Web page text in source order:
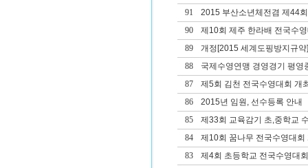
91
2015 부산소년체전겸 제44
90
제10회 제주 한라배 전국수
89
개정[2015 세계도핑방지규
88
국제수영연맹 경영경기 평영
87
제5회 김천 전국수영대회 개
86
2015년 임원, 선수등록 안내
85
제33회 교육감기 초,중학교
84
제10회 꿈나무 전국수영대회
83
제4회 초등학교 전국수영대